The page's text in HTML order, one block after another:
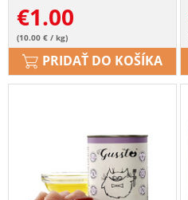
€1.00
(10.00 € / kg)
PRIDAŤ DO KOŠÍKA